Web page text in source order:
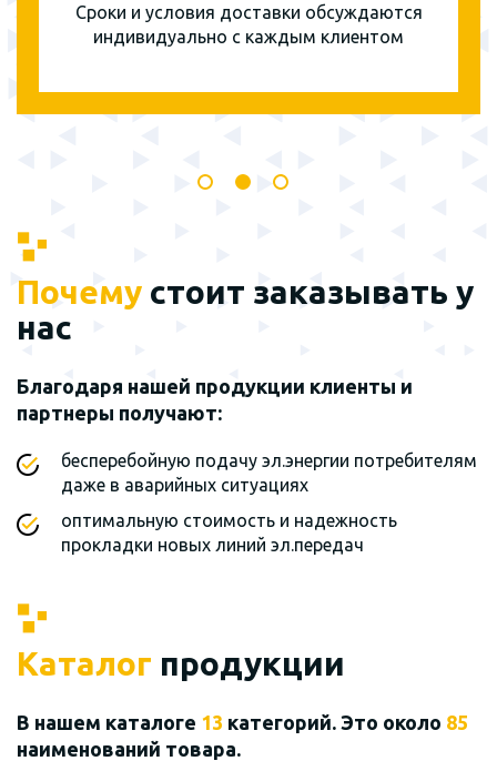
Сроки и условия доставки обсуждаются
индивидуально с каждым клиентом
Почему стоит заказывать у
нас
Благодаря нашей продукции клиенты и
партнеры получают:
бесперебойную подачу эл.энергии потребителям
даже в аварийных ситуациях
оптимальную стоимость и надежность
прокладки новых линий эл.передач
Каталог продукции
В нашем каталоге 13 категорий. Это около 85
наименований товара.